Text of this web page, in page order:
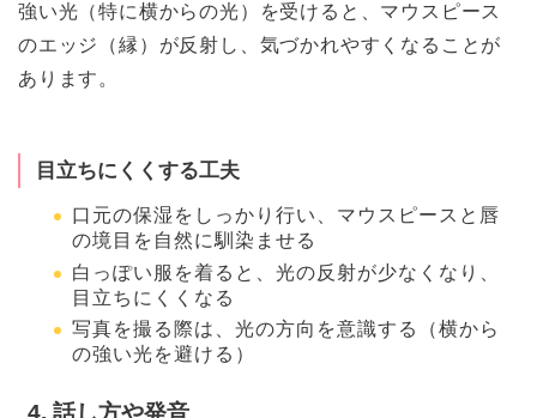
強い光（特に横からの光）を受けると、マウスピース
のエッジ（縁）が反射し、気づかれやすくなることが
あります。
目立ちにくくする工夫
口元の保湿をしっかり行い、マウスピースと唇
の境目を自然に馴染ませる
白っぽい服を着ると、光の反射が少なくなり、
目立ちにくくなる
写真を撮る際は、光の方向を意識する（横から
の強い光を避ける）